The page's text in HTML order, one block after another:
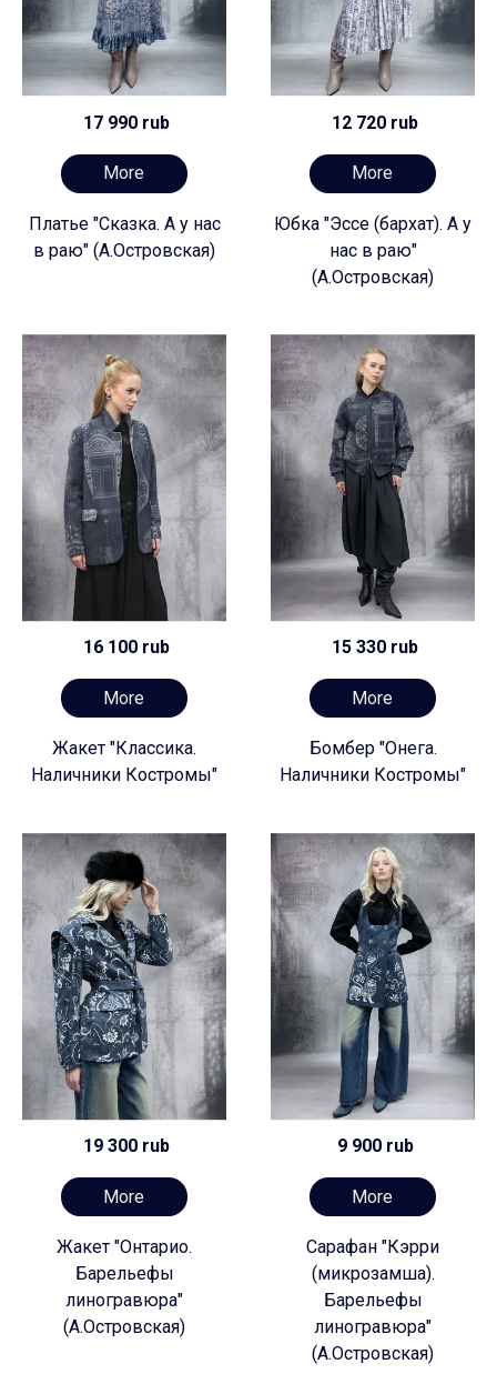
17 990 rub
More
Платье "Сказка. А у нас
в раю" (А.Островская)
12 720 rub
More
Юбка "Эссе (бархат). А у
нас в раю"
(А.Островская)
16 100 rub
More
Жакет "Классика.
Наличники Костромы"
15 330 rub
More
Бомбер "Онега.
Наличники Костромы"
19 300 rub
More
Жакет "Онтарио.
Барельефы
линогравюра"
(А.Островская)
9 900 rub
More
Сарафан "Кэрри
(микрозамша).
Барельефы
линогравюра"
(А.Островская)